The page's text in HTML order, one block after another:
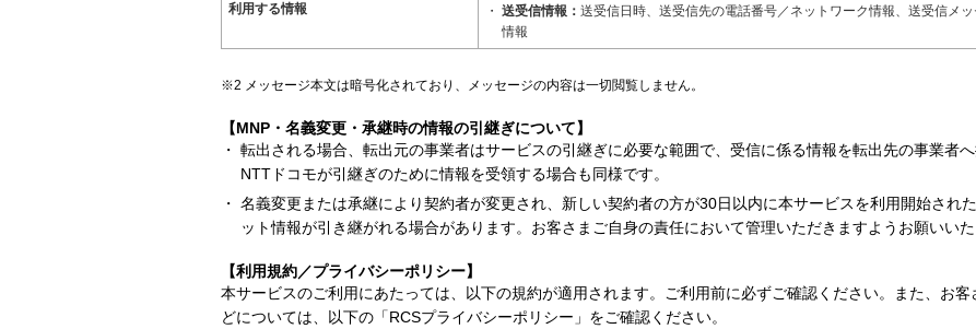
利用する情報
送受信情報：送受信日時、送受信先の電話番号／ネットワーク情報、送受信メッ
情報
メッセージ本文は暗号化されており、メッセージの内容は一切閲覧しません。
【MNP・名義変更・承継時の情報の引継ぎについて】
転出される場合、転出元の事業者はサービスの引継ぎに必要な範囲で、受信に係る情報を転出先の事業者
NTTドコモが引継ぎのために情報を受領する場合も同様です。
名義変更または承継により契約者が変更され、新しい契約者の方が30日以内に本サービスを利用開始され
ット情報が引き継がれる場合があります。お客さまご自身の責任において管理いただきますようお願いいた
【利用規約／プライバシーポリシー】
本サービスのご利用にあたっては、以下の規約が適用されます。ご利用前に必ずご確認ください。また、お
どについては、以下の「RCSプライバシーポリシー」をご確認ください。